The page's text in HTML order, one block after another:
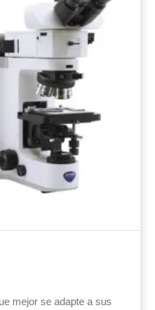
mejor se adapte a sus